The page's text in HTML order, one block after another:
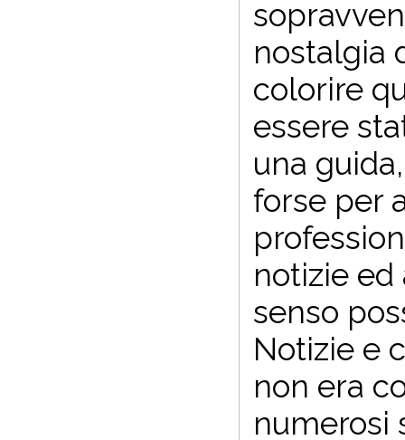
nostalgia
colorire
essere
una
forse per
notizie
senso
Notizie e
non era
numerosi